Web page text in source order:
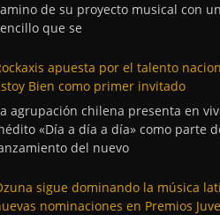
de su proyecto musical con
que se
apuesta por el talento
Bien como primer invitado
agrupación chilena presenta en
«Día a día a día» como parte
del nuevo
sigue dominando la música
nominaciones en Premios